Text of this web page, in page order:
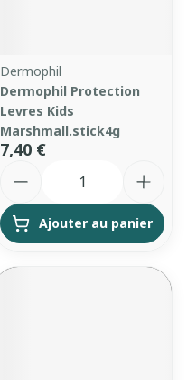
Dermophil
Dermophil Protection
Levres Kids
Marshmall.stick4g
7,40 €
Ajouter au panier